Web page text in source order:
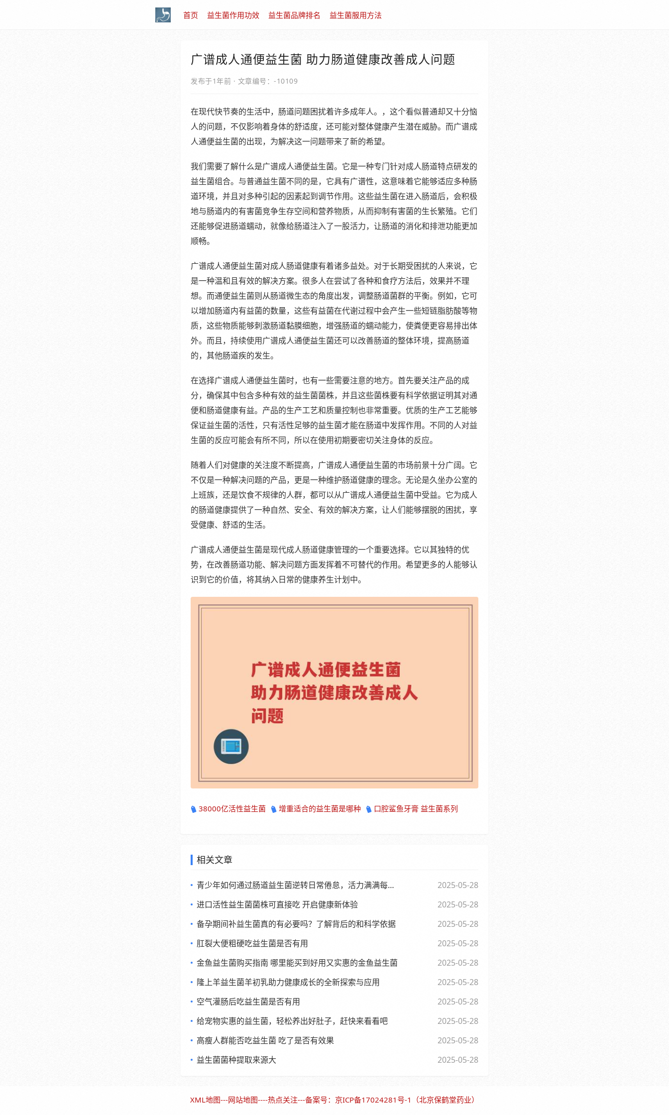
首页 益生菌作用功效 益生菌品牌排名 益生菌服用方法
广谱成人通便益生菌 助力肠道健康改善成人问题
发布于1年前 · 文章编号：-10109
在现代快节奏的生活中，肠道问题困扰着许多成年人。，这个看似普通却又十分恼
人的问题，不仅影响着身体的舒适度，还可能对整体健康产生潜在威胁。而广谱成
人通便益生菌的出现，为解决这一问题带来了新的希望。
我们需要了解什么是广谱成人通便益生菌。它是一种专门针对成人肠道特点研发的
益生菌组合。与普通益生菌不同的是，它具有广谱性，这意味着它能够适应多种肠
道环境，并且对多种引起的因素起到调节作用。这些益生菌在进入肠道后，会积极
地与肠道内的有害菌竞争生存空间和营养物质，从而抑制有害菌的生长繁殖。它们
还能够促进肠道蠕动，就像给肠道注入了一股活力，让肠道的消化和排泄功能更加
顺畅。
广谱成人通便益生菌对成人肠道健康有着诸多益处。对于长期受困扰的人来说，它
是一种温和且有效的解决方案。很多人在尝试了各种和食疗方法后，效果并不理
想。而通便益生菌则从肠道微生态的角度出发，调整肠道菌群的平衡。例如，它可
以增加肠道内有益菌的数量，这些有益菌在代谢过程中会产生一些短链脂肪酸等物
质，这些物质能够刺激肠道黏膜细胞，增强肠道的蠕动能力，使粪便更容易排出体
外。而且，持续使用广谱成人通便益生菌还可以改善肠道的整体环境，提高肠道
的，其他肠道疾的发生。
在选择广谱成人通便益生菌时，也有一些需要注意的地方。首先要关注产品的成
分，确保其中包含多种有效的益生菌菌株，并且这些菌株要有科学依据证明其对通
便和肠道健康有益。产品的生产工艺和质量控制也非常重要。优质的生产工艺能够
保证益生菌的活性，只有活性足够的益生菌才能在肠道中发挥作用。不同的人对益
生菌的反应可能会有所不同，所以在使用初期要密切关注身体的反应。
随着人们对健康的关注度不断提高，广谱成人通便益生菌的市场前景十分广阔。它
不仅是一种解决问题的产品，更是一种维护肠道健康的理念。无论是久坐办公室的
上班族，还是饮食不规律的人群，都可以从广谱成人通便益生菌中受益。它为成人
的肠道健康提供了一种自然、安全、有效的解决方案，让人们能够摆脱的困扰，享
受健康、舒适的生活。
广谱成人通便益生菌是现代成人肠道健康管理的一个重要选择。它以其独特的优
势，在改善肠道功能、解决问题方面发挥着不可替代的作用。希望更多的人能够认
识到它的价值，将其纳入日常的健康养生计划中。
38000亿活性益生菌 增重适合的益生菌是哪种 口腔鲨鱼牙膏 益生菌系列
相关文章
青少年如何通过肠道益生菌逆转日常倦怠，活力满满每一天
2025-05-28
进口活性益生菌菌株可直接吃 开启健康新体验
2025-05-28
备孕期间补益生菌真的有必要吗？了解背后的和科学依据
2025-05-28
肛裂大便粗硬吃益生菌是否有用
2025-05-28
金鱼益生菌购买指南 哪里能买到好用又实惠的金鱼益生菌
2025-05-28
隆上羊益生菌羊初乳助力健康成长的全新探索与应用
2025-05-28
空气灌肠后吃益生菌是否有用
2025-05-28
给宠物实惠的益生菌，轻松养出好肚子，赶快来看看吧
2025-05-28
高瘦人群能否吃益生菌 吃了是否有效果
2025-05-28
益生菌菌种提取来源大
2025-05-28
XML地图---网站地图----热点关注---备案号： 京ICP备17024281号-1（北京保鹤堂药业）